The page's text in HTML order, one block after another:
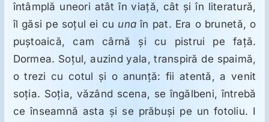
Toxicologie
Antipsihiatrie
Psihoterapie
întâmplă uneori atât în viaţă, cât şi în literatură,
îl găsi pe soţul ei cu unaîn pat. Era o brunetă, o
puştoaică, cam cârnă şi cu pistrui pe faţă.
Dormea. Soţul, auzind yala, transpiră de spaimă,
o trezi cu cotul şi o anunţă: fii atentă, a venit
soţia. Soţia, văzând scena, se îngălbeni, întrebă
ce înseamnă asta şi se prăbuşi pe un fotoliu. I